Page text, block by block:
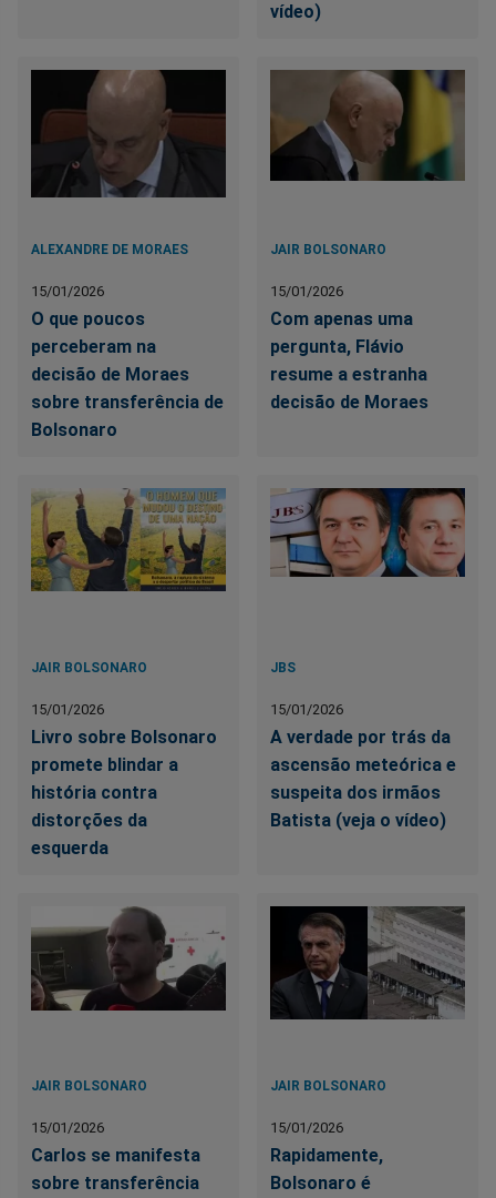
vídeo)
ALEXANDRE DE MORAES
15/01/2026
O que poucos
perceberam na
decisão de Moraes
sobre transferência de
Bolsonaro
JAIR BOLSONARO
15/01/2026
Com apenas uma
pergunta, Flávio
resume a estranha
decisão de Moraes
JAIR BOLSONARO
15/01/2026
Livro sobre Bolsonaro
promete blindar a
história contra
distorções da
esquerda
JBS
15/01/2026
A verdade por trás da
ascensão meteórica e
suspeita dos irmãos
Batista (veja o vídeo)
JAIR BOLSONARO
15/01/2026
Carlos se manifesta
sobre transferência
JAIR BOLSONARO
15/01/2026
Rapidamente,
Bolsonaro é